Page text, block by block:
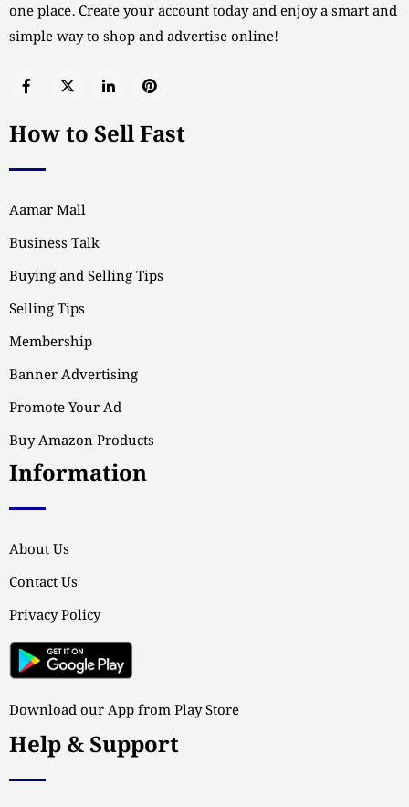
one place. Create your account today and enjoy a smart and
simple way to shop and advertise online!
How to Sell Fast
Aamar Mall
Business Talk
Buying and Selling Tips
Selling Tips
Membership
Banner Advertising
Promote Your Ad
Buy Amazon Products
Information
About Us
Contact Us
Privacy Policy
Download our App from Play Store
Help & Support